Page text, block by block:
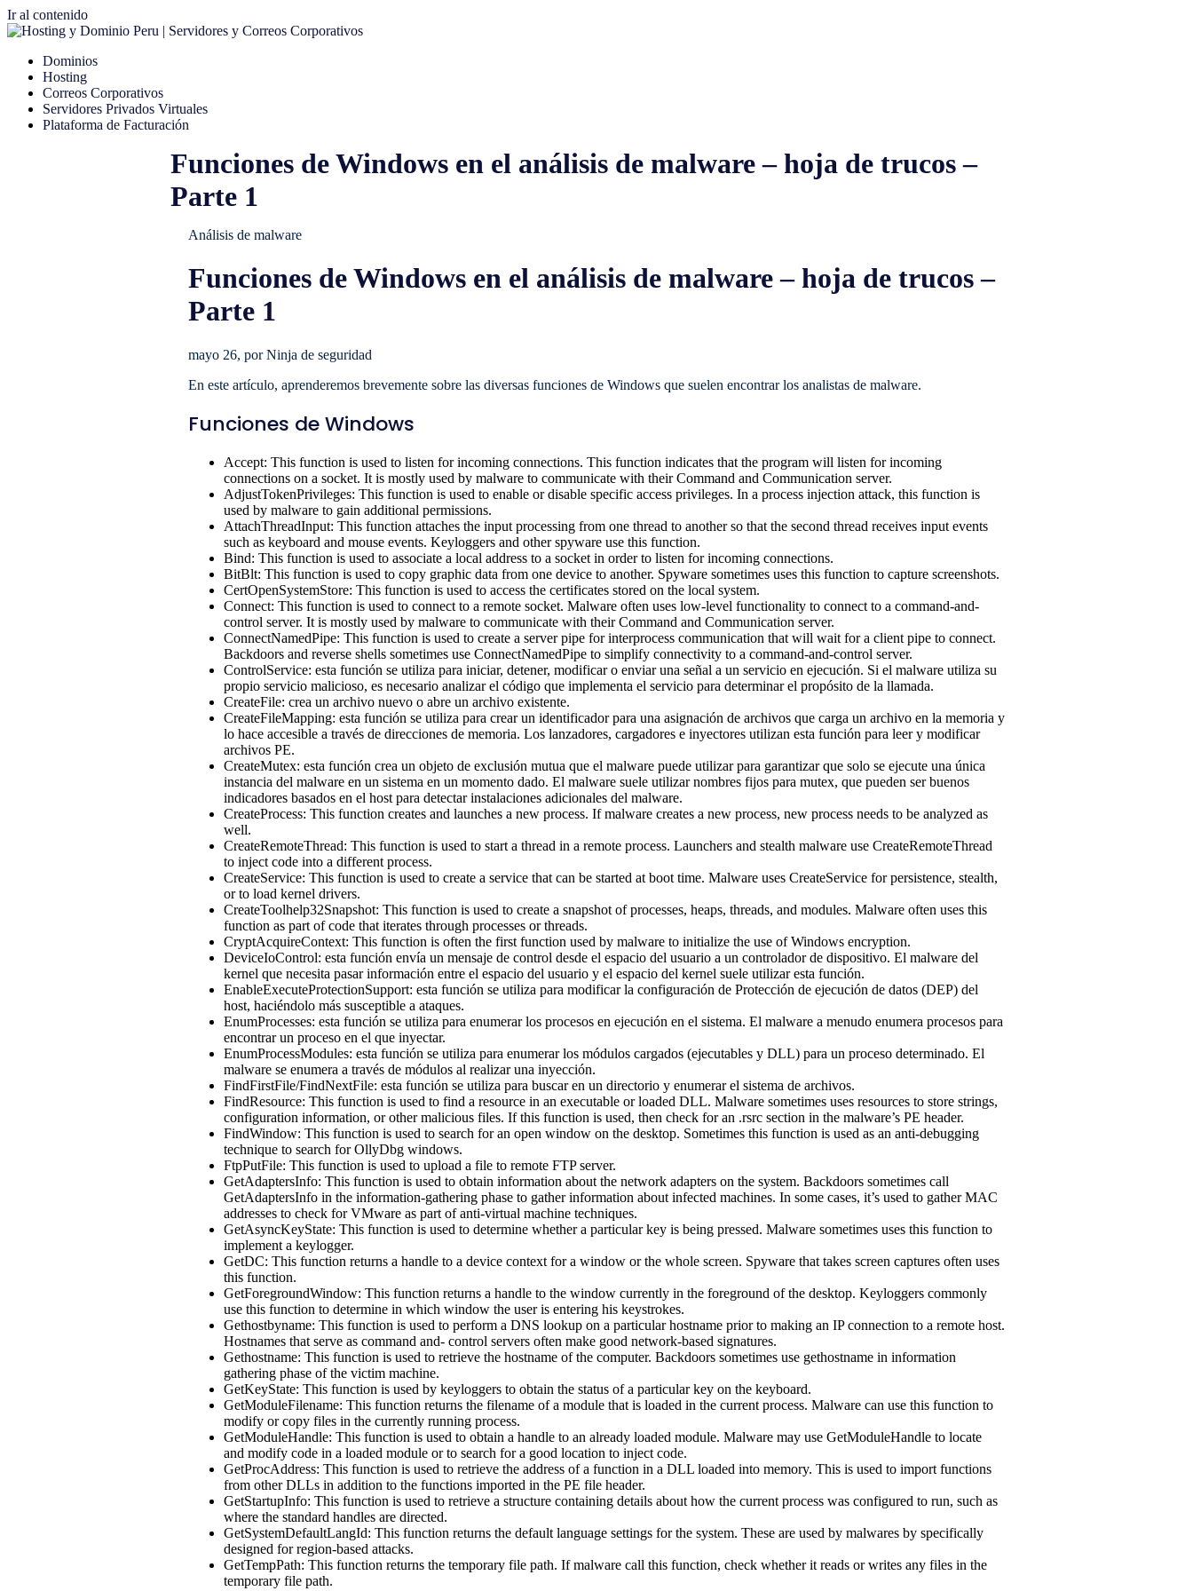
Ir al contenido
Dominios
Hosting
Correos Corporativos
Servidores Privados Virtuales
Plataforma de Facturación
Funciones de Windows en el análisis de malware – hoja de trucos –
Parte 1
Análisis de malware
Funciones de Windows en el análisis de malware – hoja de trucos –
Parte 1
mayo 26, por Ninja de seguridad
En este artículo, aprenderemos brevemente sobre las diversas funciones de Windows que suelen encontrar los analistas de malware.
Funciones de Windows
Accept: This function is used to listen for incoming connections. This function indicates that the program will listen for incoming
connections on a socket. It is mostly used by malware to communicate with their Command and Communication server.
AdjustTokenPrivileges: This function is used to enable or disable specific access privileges. In a process injection attack, this function is
used by malware to gain additional permissions.
AttachThreadInput: This function attaches the input processing from one thread to another so that the second thread receives input events
such as keyboard and mouse events. Keyloggers and other spyware use this function.
Bind: This function is used to associate a local address to a socket in order to listen for incoming connections.
BitBlt: This function is used to copy graphic data from one device to another. Spyware sometimes uses this function to capture screenshots.
CertOpenSystemStore: This function is used to access the certificates stored on the local system.
Connect: This function is used to connect to a remote socket. Malware often uses low-level functionality to connect to a command-and-
control server. It is mostly used by malware to communicate with their Command and Communication server.
ConnectNamedPipe: This function is used to create a server pipe for interprocess communication that will wait for a client pipe to connect.
Backdoors and reverse shells sometimes use ConnectNamedPipe to simplify connectivity to a command-and-control server.
ControlService: esta función se utiliza para iniciar, detener, modificar o enviar una señal a un servicio en ejecución. Si el malware utiliza su
propio servicio malicioso, es necesario analizar el código que implementa el servicio para determinar el propósito de la llamada.
CreateFile: crea un archivo nuevo o abre un archivo existente.
CreateFileMapping: esta función se utiliza para crear un identificador para una asignación de archivos que carga un archivo en la memoria y
lo hace accesible a través de direcciones de memoria. Los lanzadores, cargadores e inyectores utilizan esta función para leer y modificar
archivos PE.
CreateMutex: esta función crea un objeto de exclusión mutua que el malware puede utilizar para garantizar que solo se ejecute una única
instancia del malware en un sistema en un momento dado. El malware suele utilizar nombres fijos para mutex, que pueden ser buenos
indicadores basados ​​en el host para detectar instalaciones adicionales del malware.
CreateProcess: This function creates and launches a new process. If malware creates a new process, new process needs to be analyzed as
well.
CreateRemoteThread: This function is used to start a thread in a remote process. Launchers and stealth malware use CreateRemoteThread
to inject code into a different process.
CreateService: This function is used to create a service that can be started at boot time. Malware uses CreateService for persistence, stealth,
or to load kernel drivers.
CreateToolhelp32Snapshot: This function is used to create a snapshot of processes, heaps, threads, and modules. Malware often uses this
function as part of code that iterates through processes or threads.
CryptAcquireContext: This function is often the first function used by malware to initialize the use of Windows encryption.
DeviceIoControl: esta función envía un mensaje de control desde el espacio del usuario a un controlador de dispositivo. El malware del
kernel que necesita pasar información entre el espacio del usuario y el espacio del kernel suele utilizar esta función.
EnableExecuteProtectionSupport: esta función se utiliza para modificar la configuración de Protección de ejecución de datos (DEP) del
host, haciéndolo más susceptible a ataques.
EnumProcesses: esta función se utiliza para enumerar los procesos en ejecución en el sistema. El malware a menudo enumera procesos para
encontrar un proceso en el que inyectar.
EnumProcessModules: esta función se utiliza para enumerar los módulos cargados (ejecutables y DLL) para un proceso determinado. El
malware se enumera a través de módulos al realizar una inyección.
FindFirstFile/FindNextFile: esta función se utiliza para buscar en un directorio y enumerar el sistema de archivos.
FindResource: This function is used to find a resource in an executable or loaded DLL. Malware sometimes uses resources to store strings,
configuration information, or other malicious files. If this function is used, then check for an .rsrc section in the malware’s PE header.
FindWindow: This function is used to search for an open window on the desktop. Sometimes this function is used as an anti-debugging
technique to search for OllyDbg windows.
FtpPutFile: This function is used to upload a file to remote FTP server.
GetAdaptersInfo: This function is used to obtain information about the network adapters on the system. Backdoors sometimes call
GetAdaptersInfo in the information-gathering phase to gather information about infected machines. In some cases, it’s used to gather MAC
addresses to check for VMware as part of anti-virtual machine techniques.
GetAsyncKeyState: This function is used to determine whether a particular key is being pressed. Malware sometimes uses this function to
implement a keylogger.
GetDC: This function returns a handle to a device context for a window or the whole screen. Spyware that takes screen captures often uses
this function.
GetForegroundWindow: This function returns a handle to the window currently in the foreground of the desktop. Keyloggers commonly
use this function to determine in which window the user is entering his keystrokes.
Gethostbyname: This function is used to perform a DNS lookup on a particular hostname prior to making an IP connection to a remote host.
Hostnames that serve as command and- control servers often make good network-based signatures.
Gethostname: This function is used to retrieve the hostname of the computer. Backdoors sometimes use gethostname in information
gathering phase of the victim machine.
GetKeyState: This function is used by keyloggers to obtain the status of a particular key on the keyboard.
GetModuleFilename: This function returns the filename of a module that is loaded in the current process. Malware can use this function to
modify or copy files in the currently running process.
GetModuleHandle: This function is used to obtain a handle to an already loaded module. Malware may use GetModuleHandle to locate
and modify code in a loaded module or to search for a good location to inject code.
GetProcAddress: This function is used to retrieve the address of a function in a DLL loaded into memory. This is used to import functions
from other DLLs in addition to the functions imported in the PE file header.
GetStartupInfo: This function is used to retrieve a structure containing details about how the current process was configured to run, such as
where the standard handles are directed.
GetSystemDefaultLangId: This function returns the default language settings for the system. These are used by malwares by specifically
designed for region-based attacks.
GetTempPath: This function returns the temporary file path. If malware call this function, check whether it reads or writes any files in the
temporary file path.